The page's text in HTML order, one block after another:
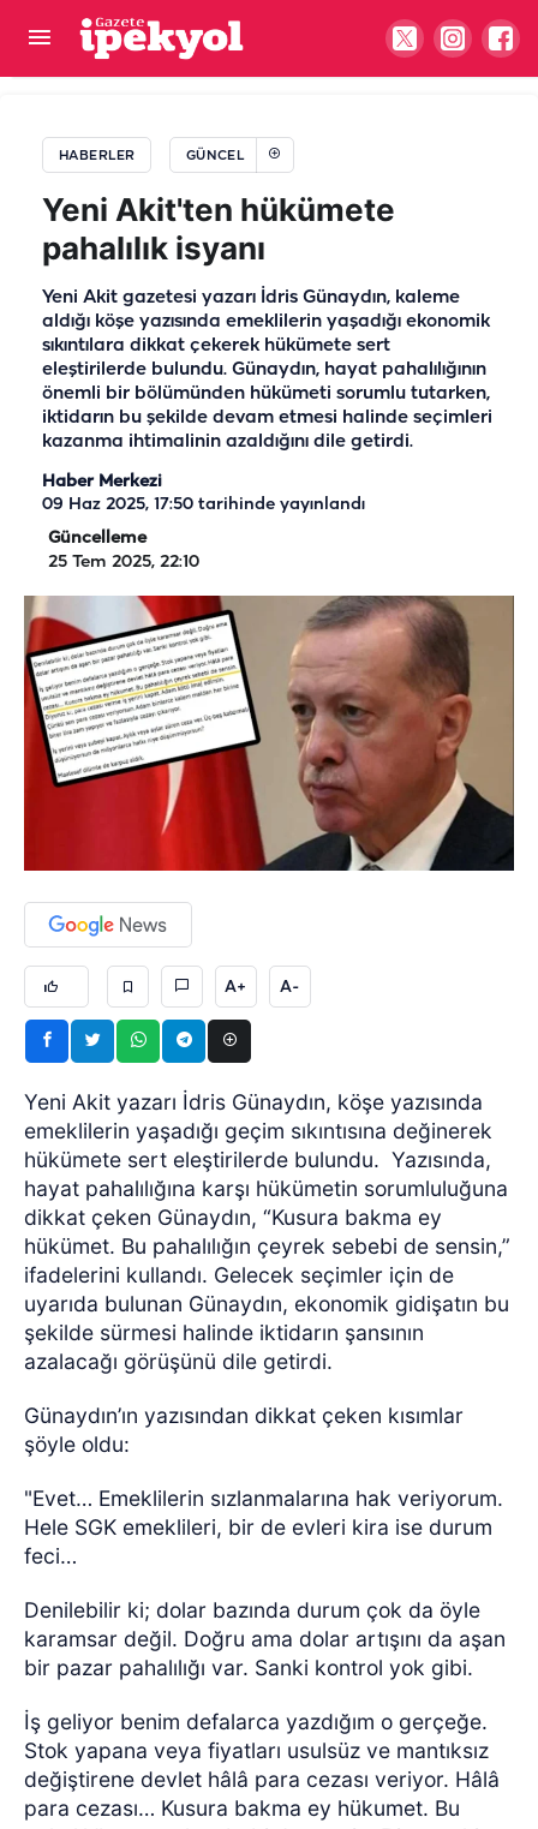
HABERLER GÜNCEL
Yeni Akit'ten hükümete
pahalılık isyanı
Yeni Akit gazetesi yazarı İdris Günaydın, kaleme
aldığı köşe yazısında emeklilerin yaşadığı ekonomik
sıkıntılara dikkat çekerek hükümete sert
eleştirilerde bulundu. Günaydın, hayat pahalılığının
önemli bir bölümünden hükümeti sorumlu tutarken,
iktidarın bu şekilde devam etmesi halinde seçimleri
kazanma ihtimalinin azaldığını dile getirdi.
Haber Merkezi
09 Haz 2025, 17:50 tarihinde yayınlandı
Güncelleme
25 Tem 2025, 22:10
A+ A-
Yeni Akit yazarı İdris Günaydın, köşe yazısında
emeklilerin yaşadığı geçim sıkıntısına değinerek
hükümete sert eleştirilerde bulundu. Yazısında,
hayat pahalılığına karşı hükümetin sorumluluğuna
dikkat çeken Günaydın, “Kusura bakma ey
hükümet. Bu pahalılığın çeyrek sebebi de sensin,”
ifadelerini kullandı. Gelecek seçimler için de
uyarıda bulunan Günaydın, ekonomik gidişatın bu
şekilde sürmesi halinde iktidarın şansının
azalacağı görüşünü dile getirdi.
Günaydın’ın yazısından dikkat çeken kısımlar
şöyle oldu:
"Evet… Emeklilerin sızlanmalarına hak veriyorum.
Hele SGK emeklileri, bir de evleri kira ise durum
feci…
Denilebilir ki; dolar bazında durum çok da öyle
karamsar değil. Doğru ama dolar artışını da aşan
bir pazar pahalılığı var. Sanki kontrol yok gibi.
İş geliyor benim defalarca yazdığım o gerçeğe.
Stok yapana veya fiyatları usulsüz ve mantıksız
değiştirene devlet hâlâ para cezası veriyor. Hâlâ
para cezası… Kusura bakma ey hükumet. Bu
Nedir mevsimlik tarım işçisi olmak? “Çadırda